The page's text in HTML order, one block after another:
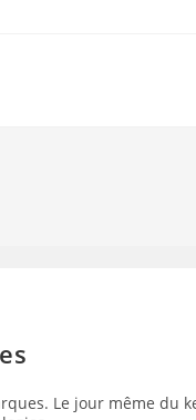
Le jour même du